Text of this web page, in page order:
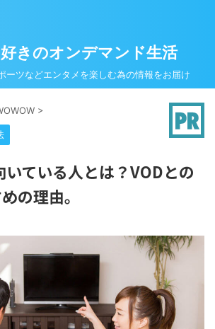
きのオンデマンド生活
ーツなどエンタメを楽しむ為の情報をお届け
>
いている人とは？VODとの
の理由。